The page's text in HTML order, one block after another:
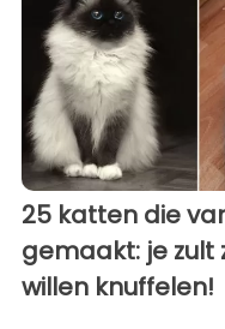
25 katten die
gemaakt: je
willen knuffelen!